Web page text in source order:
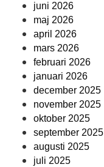
juni 2026
maj 2026
april 2026
mars 2026
februari 2026
januari 2026
december 2025
november 2025
oktober 2025
september 2025
augusti 2025
juli 2025